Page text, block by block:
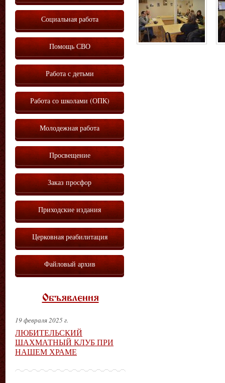
Социальная работа
Помощь СВО
Работа с детьми
Работа со школами (ОПК)
Молодежная работа
Просвещение
Заказ просфор
Приходские издания
Церковная реабилитация
Файловый архив
Объявления
19 февраля 2025 г.
ЛЮБИТЕЛЬСКИЙ
ШАХМАТНЫЙ КЛУБ ПРИ
НАШЕМ ХРАМЕ